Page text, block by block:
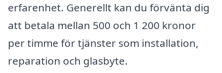
erfarenhet. Generellt kan du förvänta dig
att betala mellan 500 och 1 200 kronor
per timme för tjänster som installation,
reparation och glasbyte.